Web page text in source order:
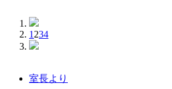
1 234
室長より